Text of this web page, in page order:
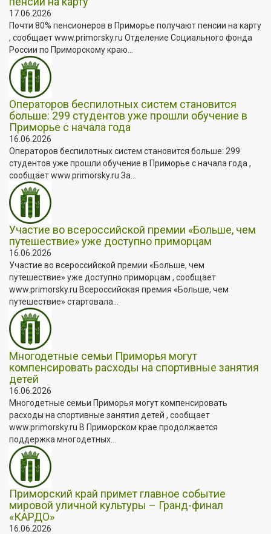
17.06.2026
Почти 80% пенсионеров в Приморье получают пенсии на карту
, сообщает www.primorsky.ru Отделение Социального фонда
России по Приморскому краю...
Операторов беспилотных систем становится
больше: 299 студентов уже прошли обучение в
Приморье с начала года
16.06.2026
Операторов беспилотных систем становится больше: 299
студентов уже прошли обучение в Приморье с начала года ,
сообщает www.primorsky.ru За...
Участие во всероссийской премии «Больше, чем
путешествие» уже доступно приморцам
16.06.2026
Участие во всероссийской премии «Больше, чем
путешествие» уже доступно приморцам , сообщает
www.primorsky.ru Всероссийская премия «Больше, чем
путешествие» стартовала...
Многодетные семьи Приморья могут
компенсировать расходы на спортивные занятия
детей
16.06.2026
Многодетные семьи Приморья могут компенсировать
расходы на спортивные занятия детей , сообщает
www.primorsky.ru В Приморском крае продолжается
поддержка многодетных...
Приморский край примет главное событие
мировой уличной культуры – Гранд-финал
«КАРДО»
16.06.2026